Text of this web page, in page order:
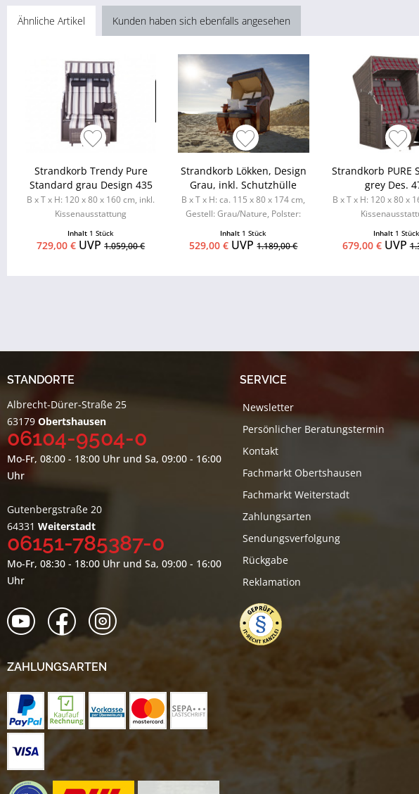
Ähnliche Artikel Kunden haben sich ebenfalls angesehen
Strandkorb Trendy Pure
Standard grau Design 435
B x T x H: 120 x 80 x 160 cm, inkl.
Kissenausstattung
Inhalt 1 Stück
729,00 € UVP1.059,00 €
Strandkorb Lökken, Design
Grau, inkl. Schutzhülle
B x T x H: ca. 115 x 80 x 174 cm,
Gestell: Grau/Nature, Polster:
Inhalt 1 Stück
529,00 € UVP1.189,00 €
Strandkorb PURE
grey Des.
B x T x H: 120 x 80 x
Inhalt 1 Stück
679,00 €UVP
STANDORTE
Albrecht-Dürer-Straße 25
63179 Obertshausen
06104-9504-0
Mo-Fr, 08:00 - 18:00 Uhr und Sa, 09:00 - 16:00
Uhr
Gutenbergstraße 20
64331 Weiterstadt
06151-785387-0
Mo-Fr, 08:30 - 18:00 Uhr und Sa, 09:00 - 16:00
Uhr
ZAHLUNGSARTEN
SERVICE
Newsletter
Persönlicher Beratungstermin
Kontakt
Fachmarkt Obertshausen
Fachmarkt Weiterstadt
Zahlungsarten
Sendungsverfolgung
Rückgabe
Reklamation